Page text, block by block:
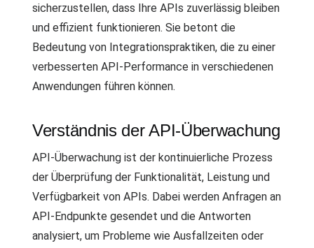
sicherzustellen, dass Ihre APIs zuverlässig bleiben
und effizient funktionieren. Sie betont die
Bedeutung von Integrationspraktiken, die zu einer
verbesserten API-Performance in verschiedenen
Anwendungen führen können.
Verständnis der API-Überwachung
API-Überwachung ist der kontinuierliche Prozess
der Überprüfung der Funktionalität, Leistung und
Verfügbarkeit von APIs. Dabei werden Anfragen an
API-Endpunkte gesendet und die Antworten
analysiert, um Probleme wie Ausfallzeiten oder